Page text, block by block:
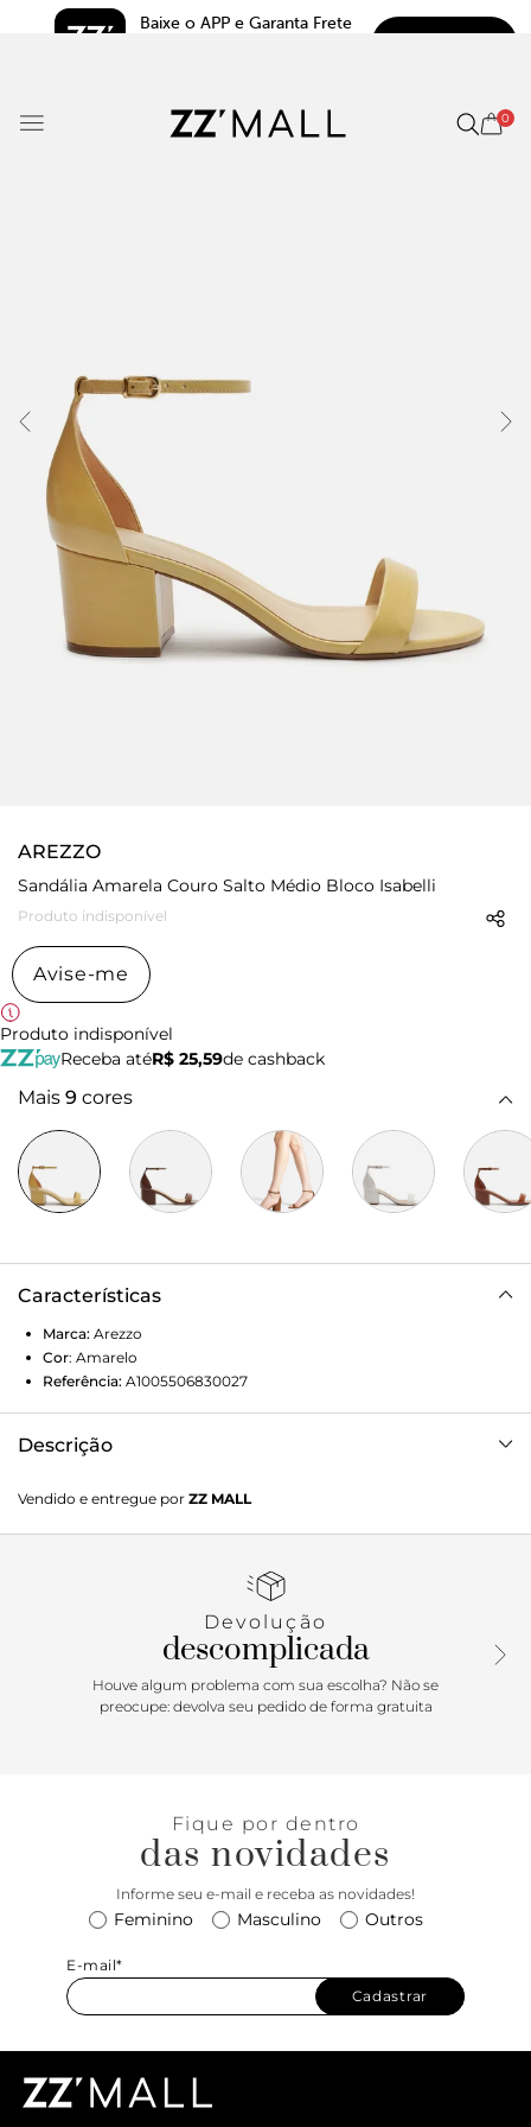
Baixe o APP e Garanta Frete
0
AREZZO
Sandália Amarela Couro Salto Médio Bloco Isabelli
Produto indisponível
Avise-me
Produto indisponível
Receba atéR$ 25,59de cashback
Mais 9 cores
Características
Marca: Arezzo
Cor: Amarelo
Referência: A1005506830027
Descrição
bloco, revestido no mesmo material do calçado, e bico
redondo. Traz tira média e lisa sobre os dedos. Fechada no
metálica lateral. Com palmilha bege e inscrição do nome
Vendido e entregue por ZZ MALL
Devolução
descomplicada
Houve algum problema com sua escolha? Não se
preocupe: devolva seu pedido de forma gratuita
Fique por dentro
das novidades
Informe seu e-mail e receba as novidades!
Feminino Masculino Outros
E-mail*
Cadastrar